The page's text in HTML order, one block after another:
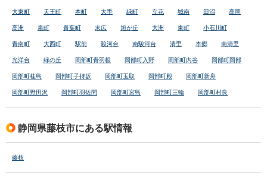
大東町 天王町 本町 大手 緑町 立花 城南 田沼 高岡
高洲 泉町 青葉町 末広 旭が丘 大洲 東町 小石川町
青南町 大西町 駅前 駿河台 南駿河台 清里 本郷 南清里
光洋台 緑の丘 岡部町青羽根 岡部町入野 岡部町内谷 岡部町岡部
岡部町桂島 岡部町子持坂 岡部町玉取 岡部町殿 岡部町新舟
岡部町野田沢 岡部町羽佐間 岡部町宮島 岡部町三輪 岡部町村良
静岡県藤枝市にある駅情報
藤枝